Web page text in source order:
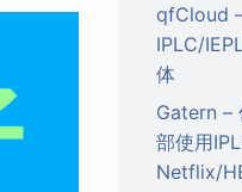
qfCloud –
IPLC/
体
Gatern –
部使用
Netflix/